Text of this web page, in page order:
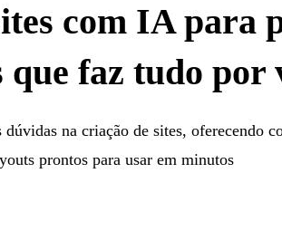
com IA para
que faz tudo por
na criação de sites, oferecendo
prontos para usar em minutos